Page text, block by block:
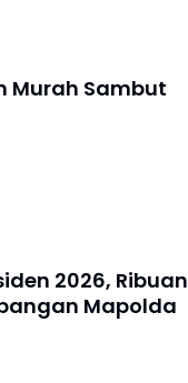
Murah Sambut
2026, Ribuan
Mapolda